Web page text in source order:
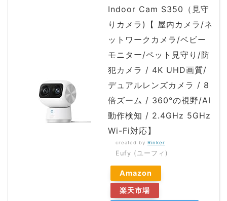
Indoor Cam S350（見守
りカメラ)【 屋内カメラ/ネ
ットワークカメラ/ベビー
モニター/ペット見守り/防
犯カメラ / 4K UHD画質/
デュアルレンズカメラ / 8
倍ズーム / 360°の視野/AI
動作検知 / 2.4GHz 5GHz
Wi-Fi対応】
created by Rinker
Eufy (ユーフィ)
Amazon
楽天市場